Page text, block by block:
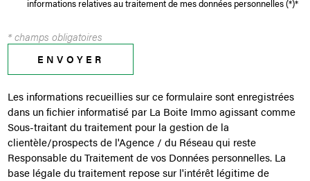
informations relatives au traitement de mes données personnelles (*)*
* champs obligatoires
ENVOYER
Les informations recueillies sur ce formulaire sont enregistrées
dans un fichier informatisé par La Boite Immo agissant comme
Sous-traitant du traitement pour la gestion de la
clientèle/prospects de l'Agence / du Réseau qui reste
Responsable du Traitement de vos Données personnelles. La
base légale du traitement repose sur l'intérêt légitime de